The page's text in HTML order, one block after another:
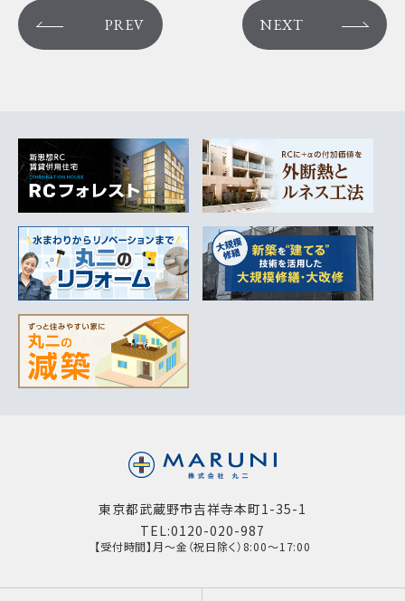
PREV NEXT
東京都武蔵野市吉祥寺本町1-35-1
TEL:0120-020-987
【受付時間】月～金（祝日除く）8:00～17:00